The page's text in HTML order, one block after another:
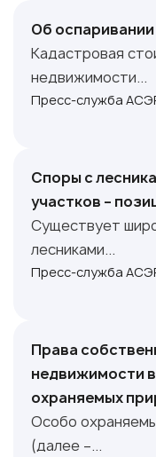
Об
Кадастровая
недвижимости...
Пресс-служба
Споры с
участков –
Существует
лесниками...
Пресс-служба
Права
недвижимости
охраняемых
Особо
(далее –...